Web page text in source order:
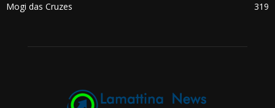
Mogi das Cruzes
319